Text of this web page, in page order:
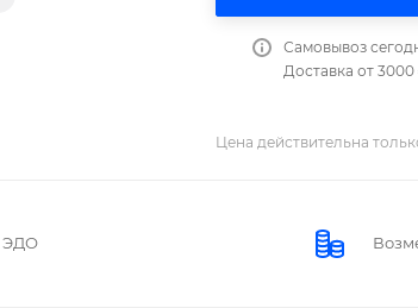
Самовывоз
Доставка от
Цена действительна
ЭДО